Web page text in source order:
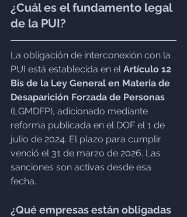
¿Cuál es el fundamento legal
de la PUI?
La obligación de interconexión con la
PUI está establecida en el Artículo 12
Bis de la Ley General en Materia de
Desaparición Forzada de Personas
(LGMDFP), adicionado mediante
reforma publicada en el DOF el 1 de
julio de 2024. El plazo para cumplir
venció el 31 de marzo de 2026. Las
sanciones son activas desde esa
fecha.
¿Qué empresas están obligadas